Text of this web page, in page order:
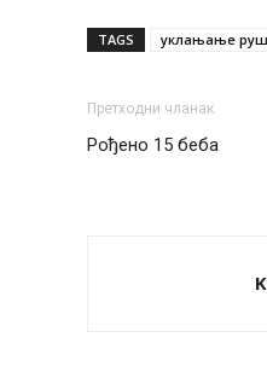
TAGS уклањање
Претходни чланак
Рођено 15 беба